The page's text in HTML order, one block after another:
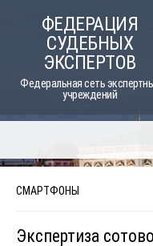
ФЕДЕРАЦИЯ
СУДЕБНЫХ
ЭКСПЕРТОВ
Федеральная сеть
учреждений
СМАРТФОНЫ
Экспертиза